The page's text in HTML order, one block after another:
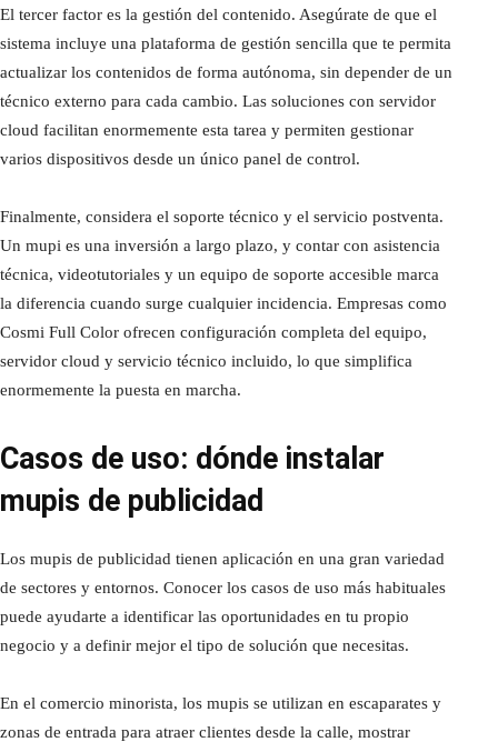
El tercer factor es la gestión del contenido. Asegúrate de que el
sistema incluye una plataforma de gestión sencilla que te permita
actualizar los contenidos de forma autónoma, sin depender de un
técnico externo para cada cambio. Las soluciones con servidor
cloud facilitan enormemente esta tarea y permiten gestionar
varios dispositivos desde un único panel de control.
Finalmente, considera el soporte técnico y el servicio postventa.
Un mupi es una inversión a largo plazo, y contar con asistencia
técnica, videotutoriales y un equipo de soporte accesible marca
la diferencia cuando surge cualquier incidencia. Empresas como
Cosmi Full Color ofrecen configuración completa del equipo,
servidor cloud y servicio técnico incluido, lo que simplifica
enormemente la puesta en marcha.
Casos de uso: dónde instalar
mupis de publicidad
Los mupis de publicidad tienen aplicación en una gran variedad
de sectores y entornos. Conocer los casos de uso más habituales
puede ayudarte a identificar las oportunidades en tu propio
negocio y a definir mejor el tipo de solución que necesitas.
En el comercio minorista, los mupis se utilizan en escaparates y
zonas de entrada para atraer clientes desde la calle, mostrar